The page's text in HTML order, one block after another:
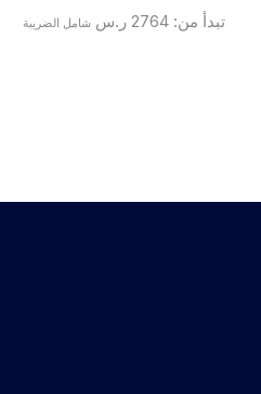
تبدأ من: 2764 ر.س شامل الضريبة